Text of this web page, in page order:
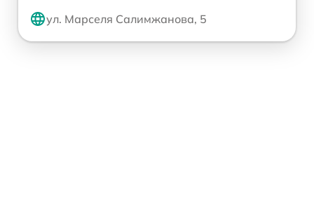
ул. Марселя Салимжанова, 5